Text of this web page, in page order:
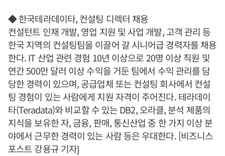
◆ 한국테라데이타, 컨설팅 디렉터 채용
컨설턴트 인재 개발, 영업 지원 및 사업 개발, 고객 관리 등
한국 지역의 컨설팅팀을 이끌어 갈 시니어급 경력자를 채용
한다. IT 산업 관련 경험 10년 이상으로 20명 이상 직원 및
연간 500만 달러 이상 수익을 거둔 팀에서 수익 관리를 담
당한 경력이 있으며, 공급업체 또는 컨설팅 회사에서 컨설
팅 경험이 있는 사람에게 지원 자격이 주어진다. 테라데이
타(Teradata)와 비교할 수 있는 DB2, 오라클, 분석 제품의
지식을 보유한 자, 금융, 판매, 통신산업 중 한 가지 이상 분
야에서 근무한 경력이 있는 사람 등은 우대한다. [비즈니스
포스트 강용규 기자]